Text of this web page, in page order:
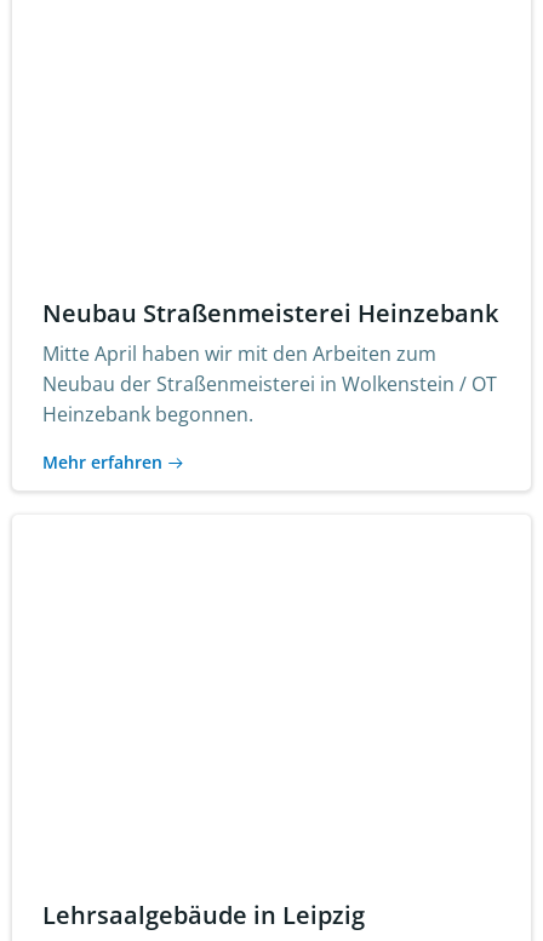
Neubau Straßenmeisterei Heinzebank
Mitte April haben wir mit den Arbeiten zum
Neubau der Straßenmeisterei in Wolkenstein / OT
Heinzebank begonnen.
Mehr erfahren
Lehrsaalgebäude in Leipzig